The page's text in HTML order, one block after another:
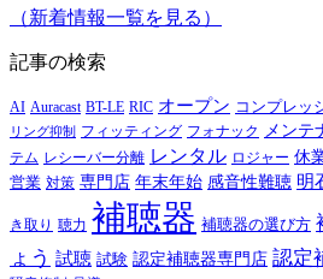
（新着情報一覧を見る）
記事の検索
AI Auracast BT-LE RIC オープン コンプレッ
リング抑制
フィッティング フォナック メンテ
テム レシーバー分離 レンタル ロジャー 休
営業 対策 専門店 年末年始 感音性難聴 明
き取り 聴力 補聴器 補聴器の選び方
ょう 試聴 試験 認定補聴器専門店 認定